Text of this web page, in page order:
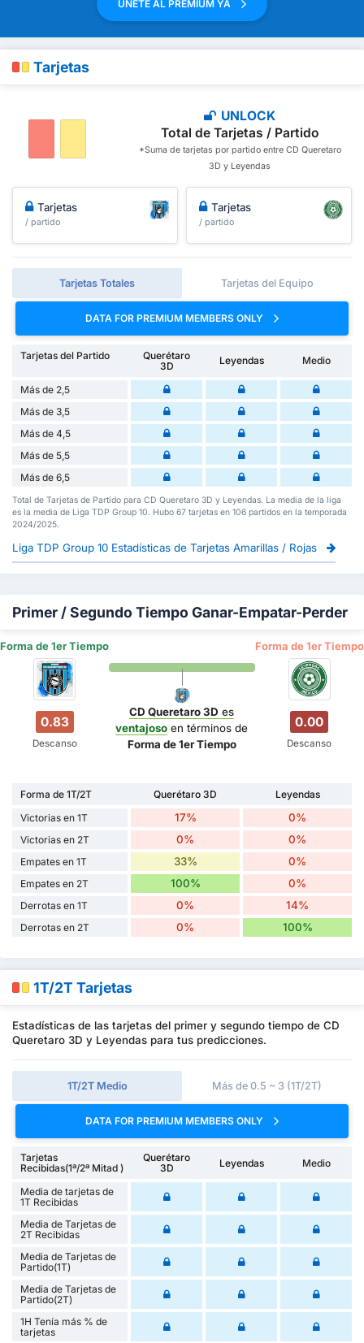
ÚNETE AL PREMIUM YA
Tarjetas
UNLOCK
Total de Tarjetas / Partido
*Suma de tarjetas por partido entre CD Queretaro
3D y Leyendas
Tarjetas
/ partido
Tarjetas
/ partido
Tarjetas Totales Tarjetas del Equipo
DATA FOR PREMIUM MEMBERS ONLY
Tarjetas del Partido
Querétaro
3D
Leyendas Medio
Más de 2,5
Más de 3,5
Más de 4,5
Más de 5,5
Más de 6,5
Total de Tarjetas de Partido para CD Queretaro 3D y Leyendas. La media de la liga
es la media de Liga TDP Group 10. Hubo 67 tarjetas en 106 partidos en la temporada
2024/2025.
Liga TDP Group 10 Estadísticas de Tarjetas Amarillas / Rojas
Primer / Segundo Tiempo Ganar-Empatar-Perder
Forma de 1er Tiempo Forma de 1er Tiempo
0.83
Descanso
CD Queretaro 3D es
ventajoso en términos de
Forma de 1er Tiempo
0.00
Descanso
Forma de 1T/2T Querétaro 3D
Leyendas
Victorias en 1T
17% 0%
Victorias en 2T 0% 0%
Empates en 1T 33% 0%
Empates en 2T 100% 0%
Derrotas en 1T 0% 14%
Derrotas en 2T 0% 100%
1T/2T Tarjetas
Estadísticas de las tarjetas del primer y segundo tiempo de CD
Queretaro 3D y Leyendas para tus predicciones.
1T/2T Medio Más de 0.5 ~ 3 (1T/2T)
DATA FOR PREMIUM MEMBERS ONLY
Tarjetas
Recibidas(1ª/2ª Mitad )
Querétaro
3D
Leyendas Medio
Media de tarjetas de
1T Recibidas
Media de Tarjetas de
2T Recibidas
Media de Tarjetas de
Partido(1T)
Media de Tarjetas de
Partido(2T)
1H Tenía más % de
tarjetas